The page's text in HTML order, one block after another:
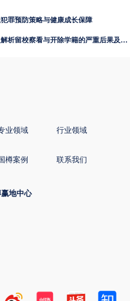
罪预防策略与健康成长保障
下一篇：【国樽律所】校园纪律重申，深入解析留校察看与开除学籍的严重后果及区别
业领域 行业领域
樽案例 联系我们
地中心